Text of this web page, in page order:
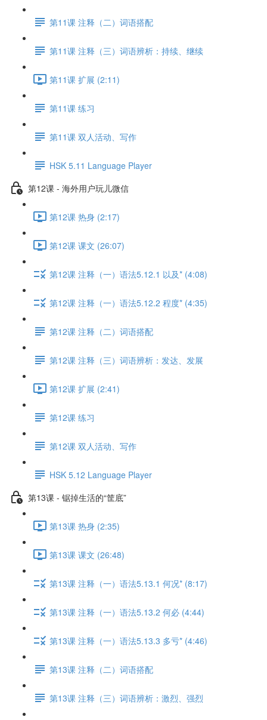
第11课 注释（二）词语搭配
第11课 注释（三）词语辨析：持续、继续
第11课 扩展 (2:11)
第11课 练习
第11课 双人活动、写作
HSK 5.11 Language Player
第12课 - 海外用户玩儿微信
第12课 热身 (2:17)
第12课 课文 (26:07)
第12课 注释（一）语法5.12.1 以及* (4:08)
第12课 注释（一）语法5.12.2 程度* (4:35)
第12课 注释（二）词语搭配
第12课 注释（三）词语辨析：发达、发展
第12课 扩展 (2:41)
第12课 练习
第12课 双人活动、写作
HSK 5.12 Language Player
第13课 - 锯掉生活的“筐底”
第13课 热身 (2:35)
第13课 课文 (26:48)
第13课 注释（一）语法5.13.1 何况* (8:17)
第13课 注释（一）语法5.13.2 何必 (4:44)
第13课 注释（一）语法5.13.3 多亏* (4:46)
第13课 注释（二）词语搭配
第13课 注释（三）词语辨析：激烈、强烈